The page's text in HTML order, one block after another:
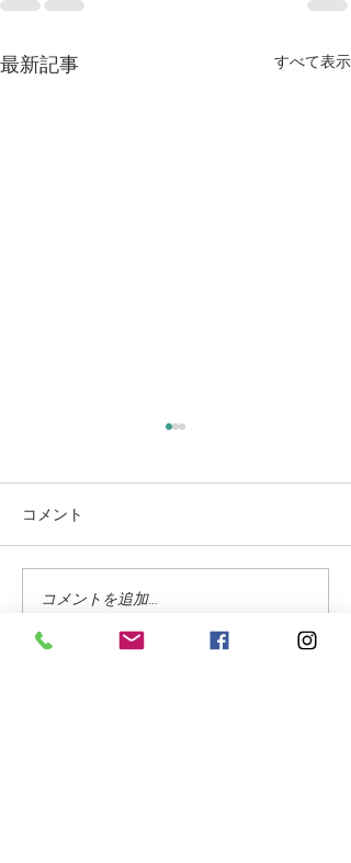
最新記事 すべて表示
もう 秋になりそう
コメント
コメントを追加…